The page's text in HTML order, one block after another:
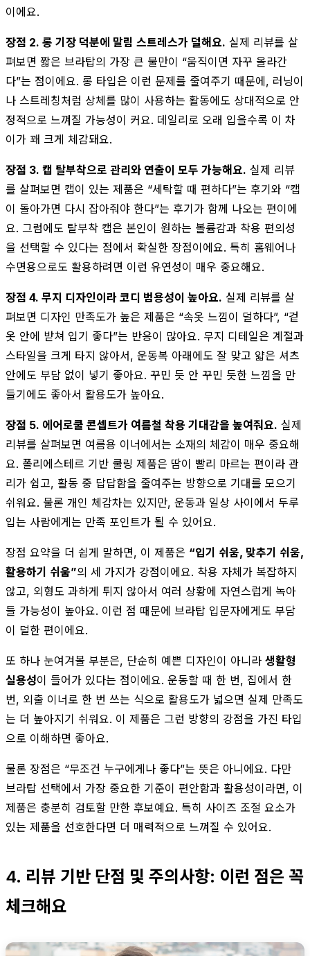
이에요.
장점 2. 롱 기장 덕분에 말림 스트레스가 덜해요. 실제 리뷰를 살
펴보면 짧은 브라탑의 가장 큰 불만이 “움직이면 자꾸 올라간
다”는 점이에요. 롱 타입은 이런 문제를 줄여주기 때문에, 러닝이
나 스트레칭처럼 상체를 많이 사용하는 활동에도 상대적으로 안
정적으로 느껴질 가능성이 커요. 데일리로 오래 입을수록 이 차
이가 꽤 크게 체감돼요.
장점 3. 캡 탈부착으로 관리와 연출이 모두 가능해요. 실제 리뷰
를 살펴보면 캡이 있는 제품은 “세탁할 때 편하다”는 후기와 “캡
이 돌아가면 다시 잡아줘야 한다”는 후기가 함께 나오는 편이에
요. 그럼에도 탈부착 캡은 본인이 원하는 볼륨감과 착용 편의성
을 선택할 수 있다는 점에서 확실한 장점이에요. 특히 홈웨어나
수면용으로도 활용하려면 이런 유연성이 매우 중요해요.
장점 4. 무지 디자인이라 코디 범용성이 높아요. 실제 리뷰를 살
펴보면 디자인 만족도가 높은 제품은 “속옷 느낌이 덜하다”, “겉
옷 안에 받쳐 입기 좋다”는 반응이 많아요. 무지 디테일은 계절과
스타일을 크게 타지 않아서, 운동복 아래에도 잘 맞고 얇은 셔츠
안에도 부담 없이 넣기 좋아요. 꾸민 듯 안 꾸민 듯한 느낌을 만
들기에도 좋아서 활용도가 높아요.
장점 5. 에어로쿨 콘셉트가 여름철 착용 기대감을 높여줘요. 실제
리뷰를 살펴보면 여름용 이너에서는 소재의 체감이 매우 중요해
요. 폴리에스테르 기반 쿨링 제품은 땀이 빨리 마르는 편이라 관
리가 쉽고, 활동 중 답답함을 줄여주는 방향으로 기대를 모으기
쉬워요. 물론 개인 체감차는 있지만, 운동과 일상 사이에서 두루
입는 사람에게는 만족 포인트가 될 수 있어요.
장점 요약을 더 쉽게 말하면, 이 제품은 “입기 쉬움, 맞추기 쉬움,
활용하기 쉬움”의 세 가지가 강점이에요. 착용 자체가 복잡하지
않고, 외형도 과하게 튀지 않아서 여러 상황에 자연스럽게 녹아
들 가능성이 높아요. 이런 점 때문에 브라탑 입문자에게도 부담
이 덜한 편이에요.
또 하나 눈여겨볼 부분은, 단순히 예쁜 디자인이 아니라 생활형
실용성이 들어가 있다는 점이에요. 운동할 때 한 번, 집에서 한
번, 외출 이너로 한 번 쓰는 식으로 활용도가 넓으면 실제 만족도
는 더 높아지기 쉬워요. 이 제품은 그런 방향의 강점을 가진 타입
으로 이해하면 좋아요.
물론 장점은 “무조건 누구에게나 좋다”는 뜻은 아니에요. 다만
브라탑 선택에서 가장 중요한 기준이 편안함과 활용성이라면, 이
제품은 충분히 검토할 만한 후보예요. 특히 사이즈 조절 요소가
있는 제품을 선호한다면 더 매력적으로 느껴질 수 있어요.
4. 리뷰 기반 단점 및 주의사항: 이런 점은 꼭
체크해요